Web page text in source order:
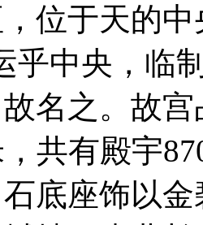
位于天的
乎中央，临
名之。故
共有殿宇
底座饰以